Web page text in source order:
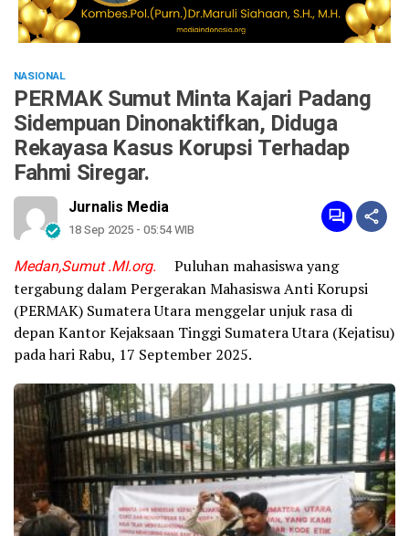
NASIONAL
PERMAK Sumut Minta Kajari Padang
Sidempuan Dinonaktifkan, Diduga
Rekayasa Kasus Korupsi Terhadap
Fahmi Siregar.
Jurnalis Media
18 Sep 2025 - 05:54 WIB
Medan,Sumut .MI.org. Puluhan mahasiswa yang
tergabung dalam Pergerakan Mahasiswa Anti Korupsi
(PERMAK) Sumatera Utara menggelar unjuk rasa di
depan Kantor Kejaksaan Tinggi Sumatera Utara (Kejatisu)
pada hari Rabu, 17 September 2025.